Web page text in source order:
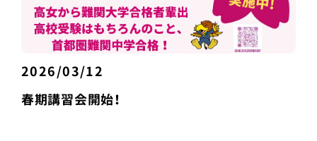
2026/03/12
春期講習会開始！